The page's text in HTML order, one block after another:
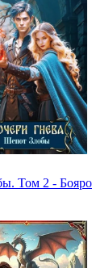
Том 2 -